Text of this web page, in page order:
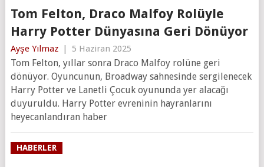
Tom Felton, Draco Malfoy Rolüyle
Harry Potter Dünyasına Geri Dönüyor
Ayşe Yılmaz | 5 Haziran 2025
Tom Felton, yıllar sonra Draco Malfoy rolüne geri
dönüyor. Oyuncunun, Broadway sahnesinde sergilenecek
Harry Potter ve Lanetli Çocuk oyununda yer alacağı
duyuruldu. Harry Potter evreninin hayranlarını
heyecanlandıran haber
HABERLER